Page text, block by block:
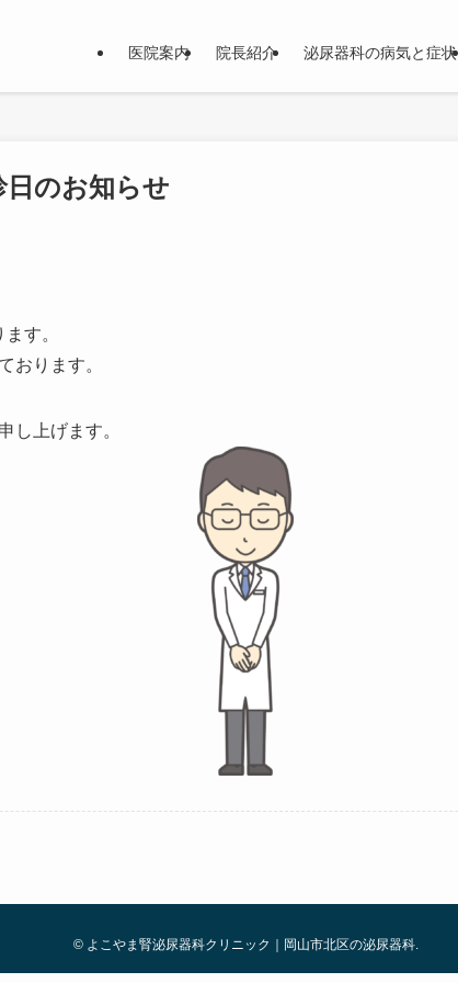
医院案内 院長紹介 泌尿器科の病気と症状
日のお知らせ
す。
おります。
し上げます。
©よこやま腎泌尿器科クリニック｜岡山市北区の泌尿器科.